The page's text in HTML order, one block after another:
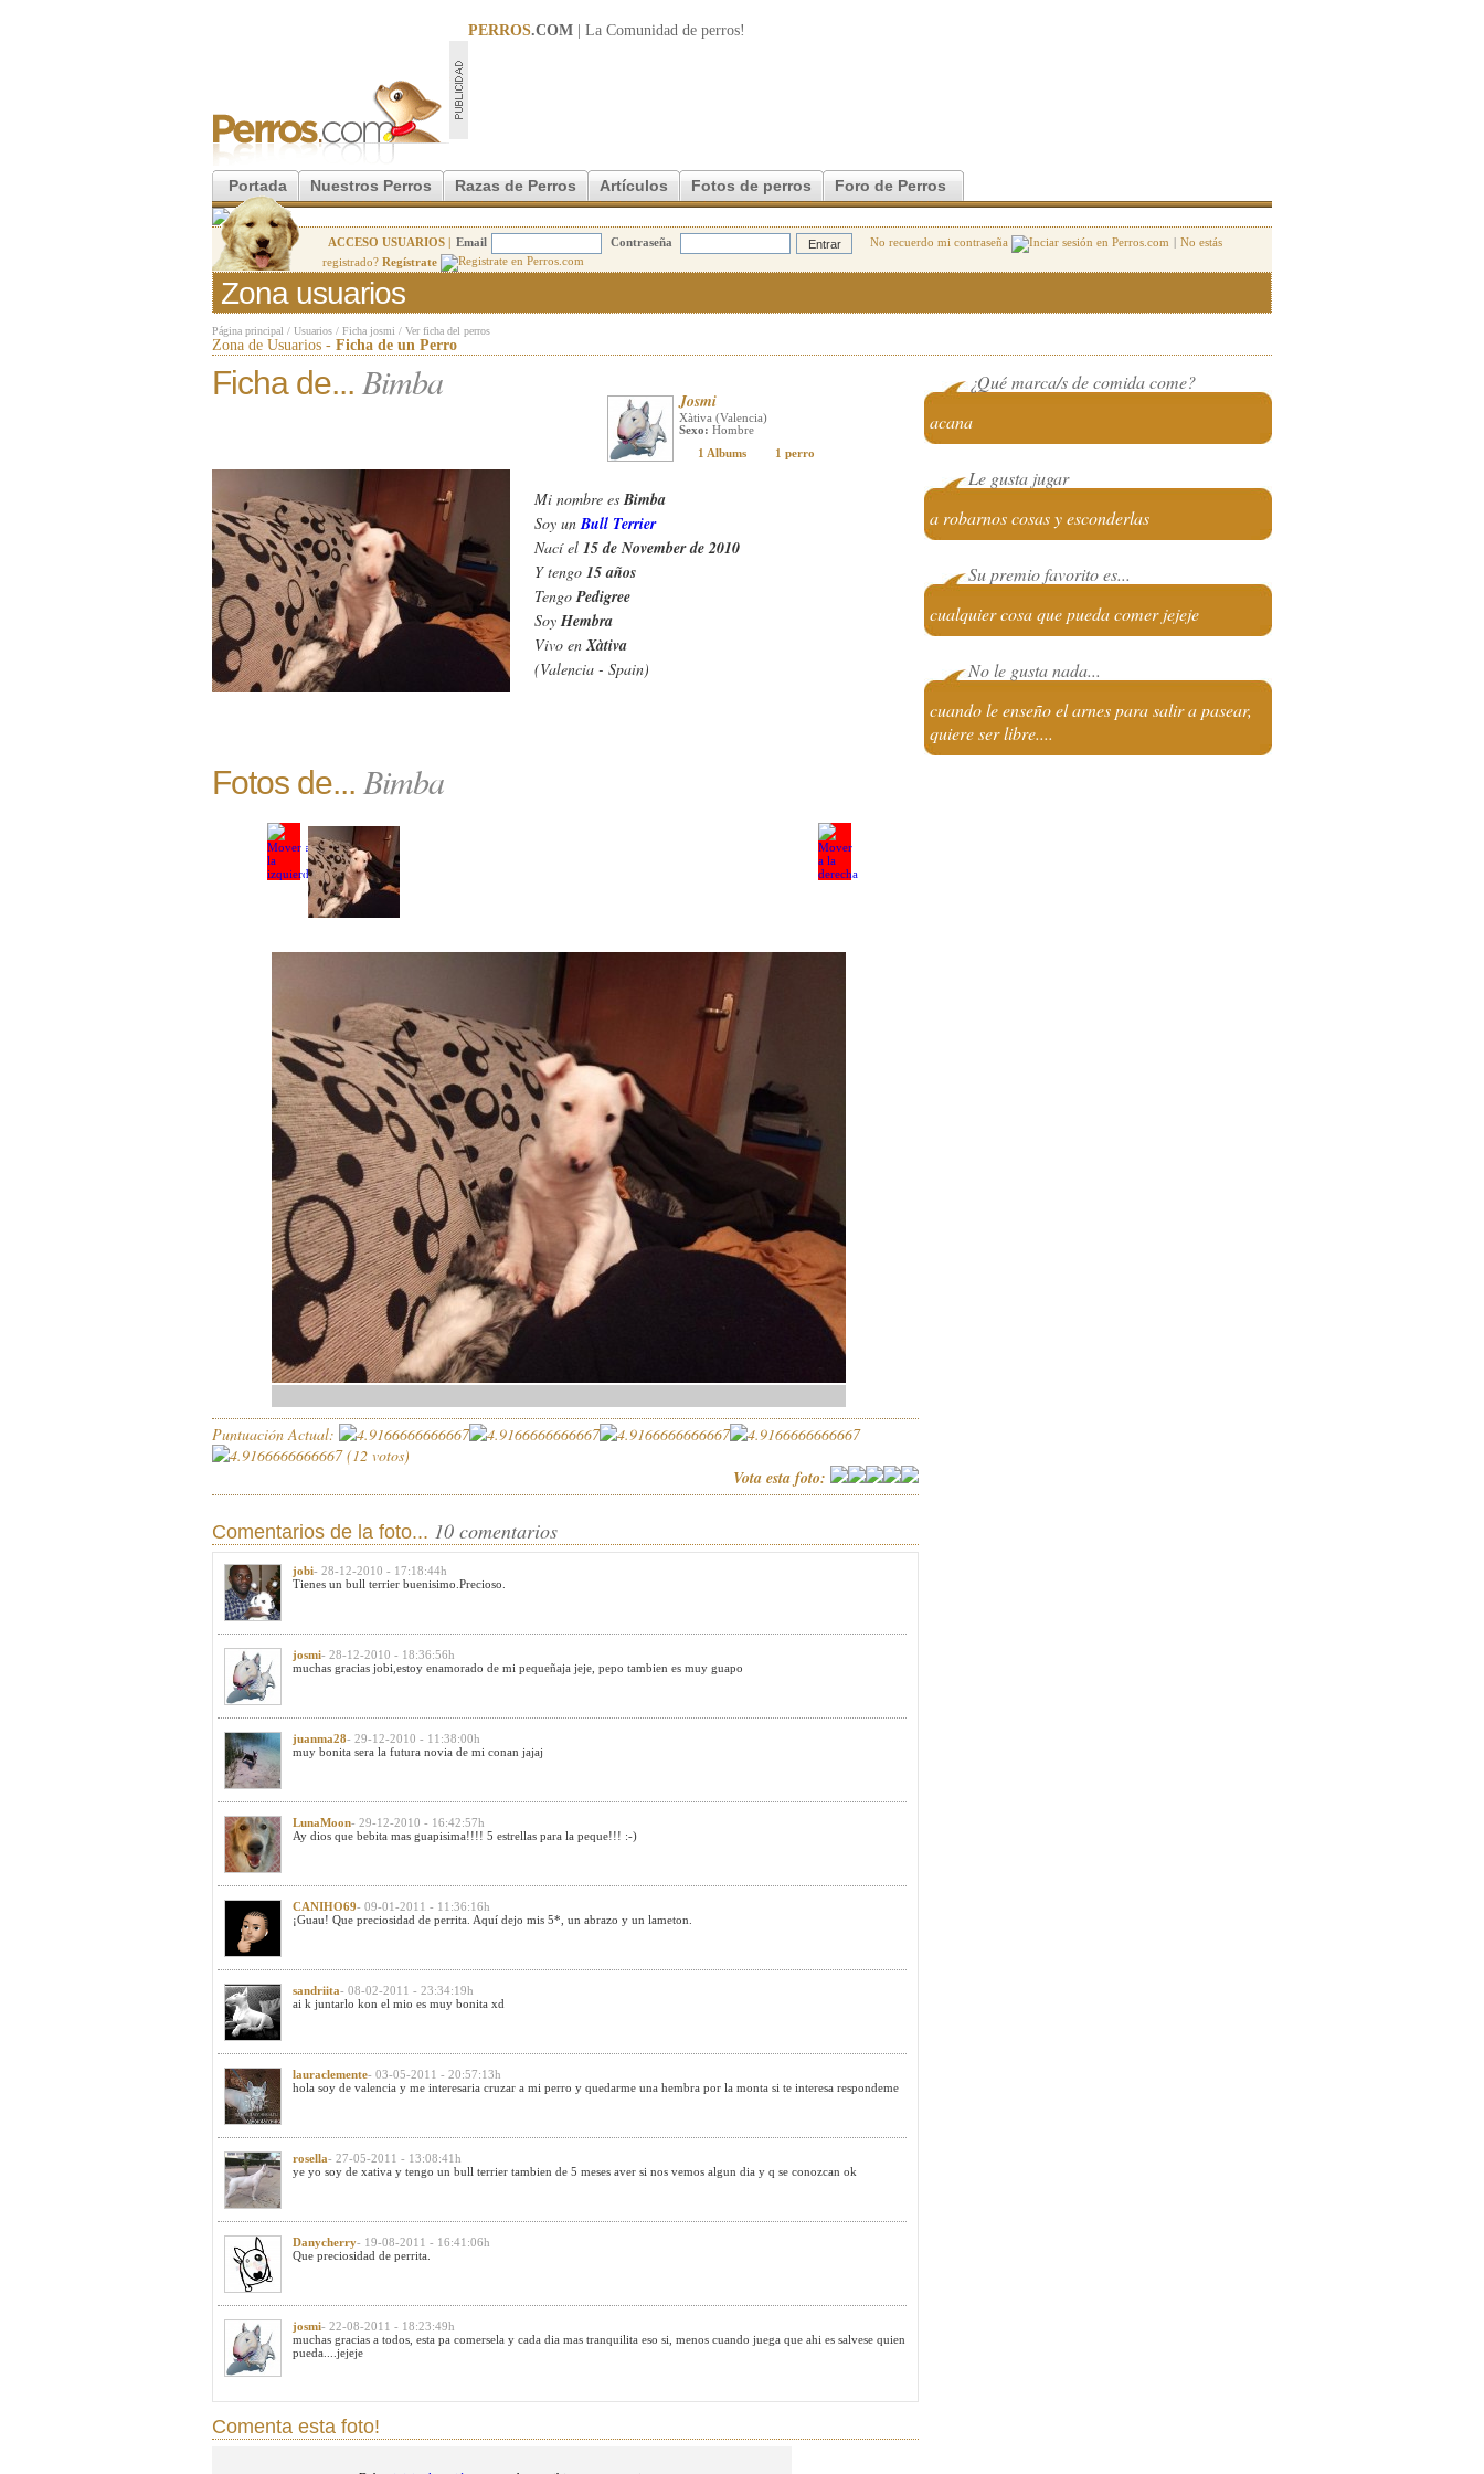
PERROS.COM | La Comunidad de perros!
Portada Nuestros Perros Razas de Perros Artículos Fotos de perros Foro de Perros
ACCESO USUARIOS | Email Contraseña No recuerdo mi contraseña | No estás
registrado? Regístrate
Zona usuarios
Página principal / Usuarios / Ficha josmi / Ver ficha del perros
Zona de Usuarios - Ficha de un Perro
Ficha de... Bimba Josmi
Xàtiva (Valencia)
Sexo: Hombre
1 Albums
1 perro
Mi nombre esBimba
Soy unBull Terrier
Nací el 15 de November de 2010
Y tengo 15 años
TengoPedigree
SoyHembra
Vivo enXàtiva
(Valencia - Spain)
¿Qué marca/s de comida come?
acana
Le gusta jugar
a robarnos cosas y esconderlas
Su premio favorito es...
cualquier cosa que pueda comer jejeje
No le gusta nada...
cuando le enseño el arnes para salir a pasear,
quiere ser libre....
Fotos de... Bimba
Puntuación Actual:
(12 votos)
Vota esta foto:
Comentarios de la foto... 10 comentarios
jobi- 28-12-2010 - 17:18:44h
Tienes un bull terrier buenisimo.Precioso.
josmi- 28-12-2010 - 18:36:56h
muchas gracias jobi,estoy enamorado de mi pequeñaja jeje, pepo tambien es muy guapo
juanma28- 29-12-2010 - 11:38:00h
muy bonita sera la futura novia de mi conan jajaj
LunaMoon- 29-12-2010 - 16:42:57h
Ay dios que bebita mas guapisima!!!! 5 estrellas para la peque!!! :-)
CANIHO69- 09-01-2011 - 11:36:16h
¡Guau! Que preciosidad de perrita. Aquí dejo mis 5*, un abrazo y un lameton.
sandriita- 08-02-2011 - 23:34:19h
ai k juntarlo kon el mio es muy bonita xd
lauraclemente- 03-05-2011 - 20:57:13h
hola soy de valencia y me interesaria cruzar a mi perro y quedarme una hembra por la monta si te interesa respondeme
rosella- 27-05-2011 - 13:08:41h
ye yo soy de xativa y tengo un bull terrier tambien de 5 meses aver si nos vemos algun dia y q se conozcan ok
Danycherry- 19-08-2011 - 16:41:06h
Que preciosidad de perrita.
josmi- 22-08-2011 - 18:23:49h
muchas gracias a todos, esta pa comersela y cada dia mas tranquilita eso si, menos cuando juega que ahi es salvese quien
pueda....jejeje
Comenta esta foto!